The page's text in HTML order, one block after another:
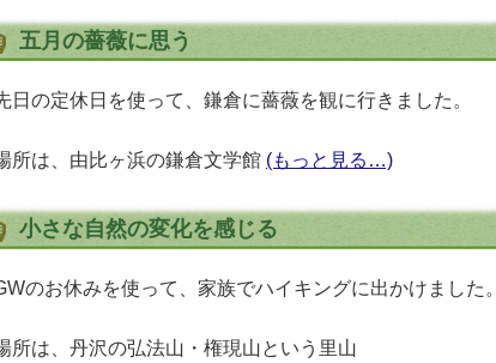
五月の薔薇に思う
日の定休日を使って、鎌倉に薔薇を観に行きました。
所は、由比ヶ浜の鎌倉文学館 (もっと見る…)
小さな自然の変化を感じる
のお休みを使って、家族でハイキングに出かけました。
所は、丹沢の弘法山・権現山という里山